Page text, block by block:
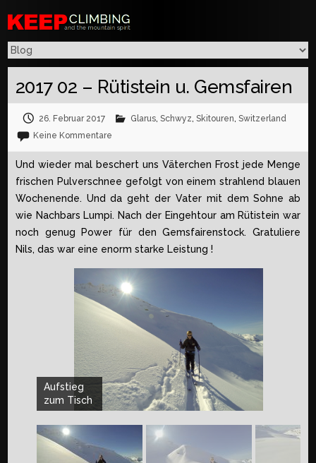
2017 02 – Rütistein u. Gemsfairen
26. Februar 2017 Glarus, Schwyz, Skitouren, Switzerland
Keine Kommentare
Und wieder mal beschert uns Väterchen Frost jede Menge
frischen Pulverschnee gefolgt von einem strahlend blauen
Wochenende. Und da geht der Vater mit dem Sohne ab
wie Nachbars Lumpi. Nach der Eingehtour am Rütistein war
noch genug Power für den Gemsfairenstock. Gratuliere
Nils, das war eine enorm starke Leistung !
Aufstieg
zum Tisch